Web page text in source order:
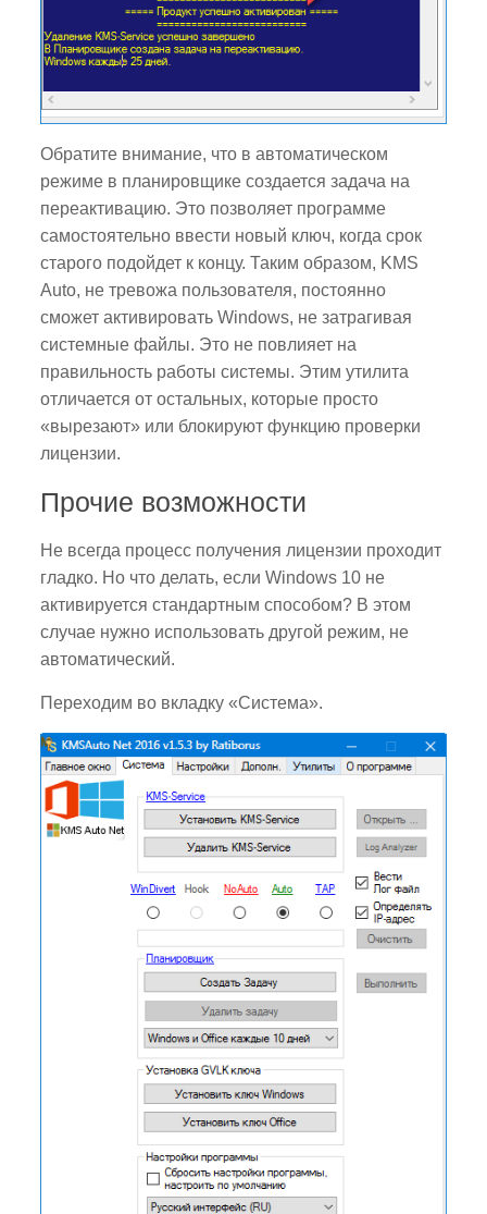
Обратите внимание, что в автоматическом
режиме в планировщике создается задача на
переактивацию. Это позволяет программе
самостоятельно ввести новый ключ, когда срок
старого подойдет к концу. Таким образом, KMS
Auto, не тревожа пользователя, постоянно
сможет активировать Windows, не затрагивая
системные файлы. Это не повлияет на
правильность работы системы. Этим утилита
отличается от остальных, которые просто
«вырезают» или блокируют функцию проверки
лицензии.
Прочие возможности
Не всегда процесс получения лицензии проходит
гладко. Но что делать, если Windows 10 не
активируется стандартным способом? В этом
случае нужно использовать другой режим, не
автоматический.
Переходим во вкладку «Система».